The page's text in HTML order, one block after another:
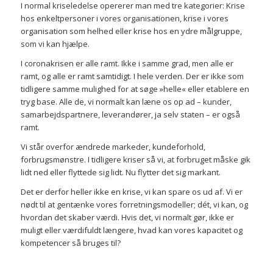
I normal kriseledelse opererer man med tre kategorier: Krise
hos enkeltpersoner i vores organisationen, krise i vores
organisation som helhed eller krise hos en ydre målgruppe,
som vi kan hjælpe.
I coronakrisen er alle ramt. Ikke i samme grad, men alle er
ramt, og alle er ramt samtidigt. I hele verden. Der er ikke som
tidligere samme mulighed for at søge »helle« eller etablere en
tryg base. Alle de, vi normalt kan læne os op ad – kunder,
samarbejdspartnere, leverandører, ja selv staten – er også
ramt.
Vi står overfor ændrede markeder, kundeforhold,
forbrugsmønstre. I tidligere kriser så vi, at forbruget måske gik
lidt ned eller flyttede sig lidt. Nu flytter det sig markant.
Det er derfor heller ikke en krise, vi kan spare os ud af. Vi er
nødt til at gentænke vores forretningsmodeller; dét, vi kan, og
hvordan det skaber værdi. Hvis det, vi normalt gør, ikke er
muligt eller værdifuldt længere, hvad kan vores kapacitet og
kompetencer så bruges til?